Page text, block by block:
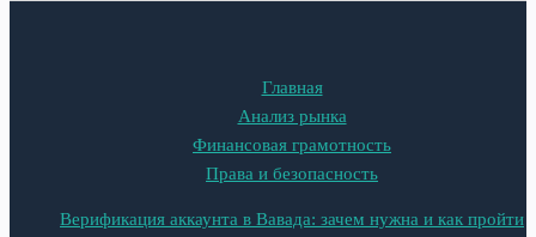
Главная
Анализ рынка
Финансовая грамотность
Права и безопасность
Верификация аккаунта в Вавада: зачем нужна и как пройти